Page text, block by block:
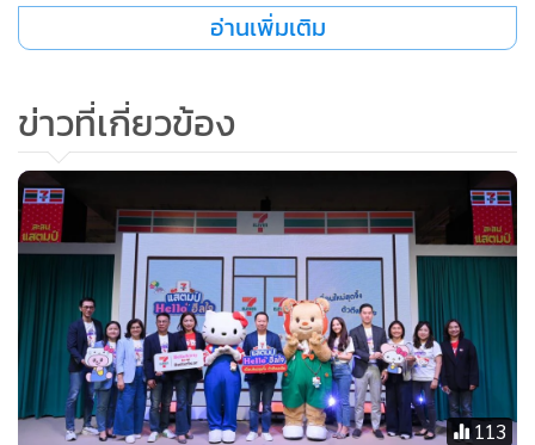
โครงการบุญนิธิแสตมป์เซเว่น”
แฟน ๆ ได้ร่วมลุ้นและสร้างโมเมนต์ความสุขอย่างต่อเนื่อง
อ่านเพิ่มเติม
ข่าวที่เกี่ยวข้อง
113